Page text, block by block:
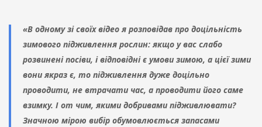
«В одному зі своїх відео я розповідав про доцільність
зимового підживлення рослин: якщо у вас слабо
розвинені посіви, і відповідні є умови зимою, а цієї зими
вони якраз є, то підживлення дуже доцільно
проводити, не втрачати час, а проводити його саме
взимку. І от чим, якими добривами підживлювати?
Значною мірою вибір обумовлюється запасами